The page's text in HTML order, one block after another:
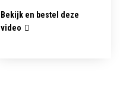
Bekijk en bestel deze
video